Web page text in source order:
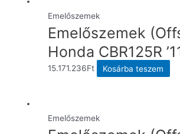
Emelőszemek
Emelőszemek
Honda CBR125R
15.171.236Ft Kosárba teszem
Emelőszemek